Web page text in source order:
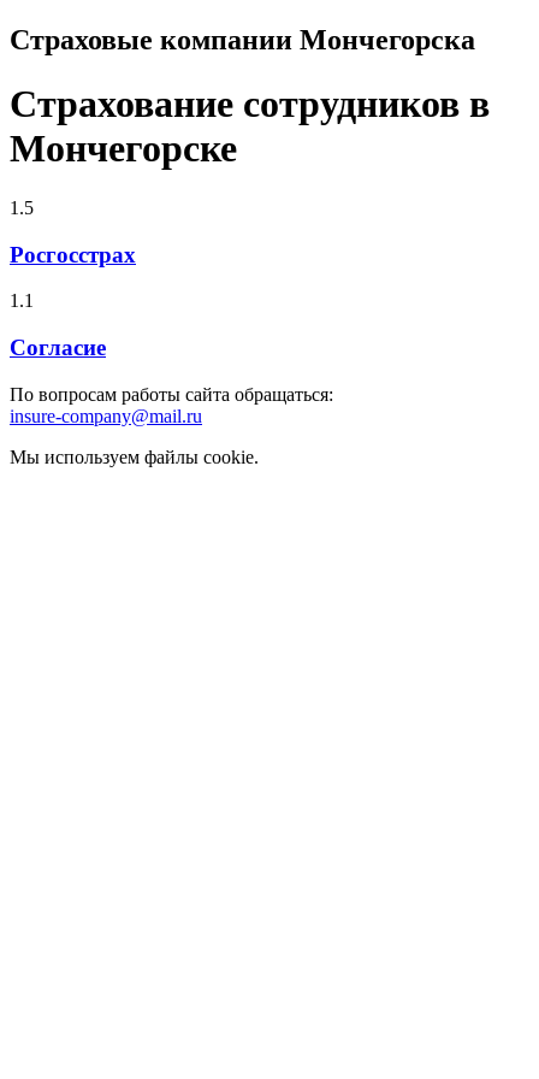
Страховые компании Мончегорска
Страхование сотрудников в
Мончегорске
1.5
Росгосстрах
1.1
Согласие
По вопросам работы сайта обращаться:
insure-company@mail.ru
Мы используем файлы cookie.